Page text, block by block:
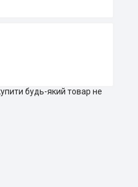
будь-який товар не